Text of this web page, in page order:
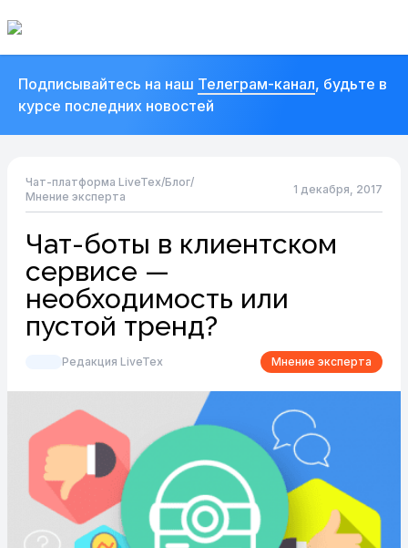
Подписывайтесь на наш Телеграм-канал, будьте в
курсе последних новостей
Чат-платформа LiveTex/Блог/
Мнение эксперта
1 декабря, 2017
Чат-боты в клиентском
сервисе —
необходимость или
пустой тренд?
Редакция LiveTex Мнение эксперта